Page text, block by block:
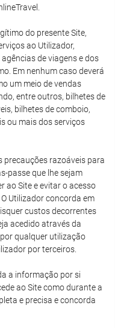
do presente Site,
ao Utilizador,
de viagens e dos
Em nenhum caso deverá
um meio de vendas
entre outros, bilhetes de
bilhetes de comboio,
ou mais dos serviços
precauções razoáveis para
passe que lhe sejam
ao Site e evitar o acesso
Utilizador concorda em
custos decorrentes
acedido através da
qualquer utilização
por terceiros.
a informação por si
ao Site como durante a
e precisa e concorda